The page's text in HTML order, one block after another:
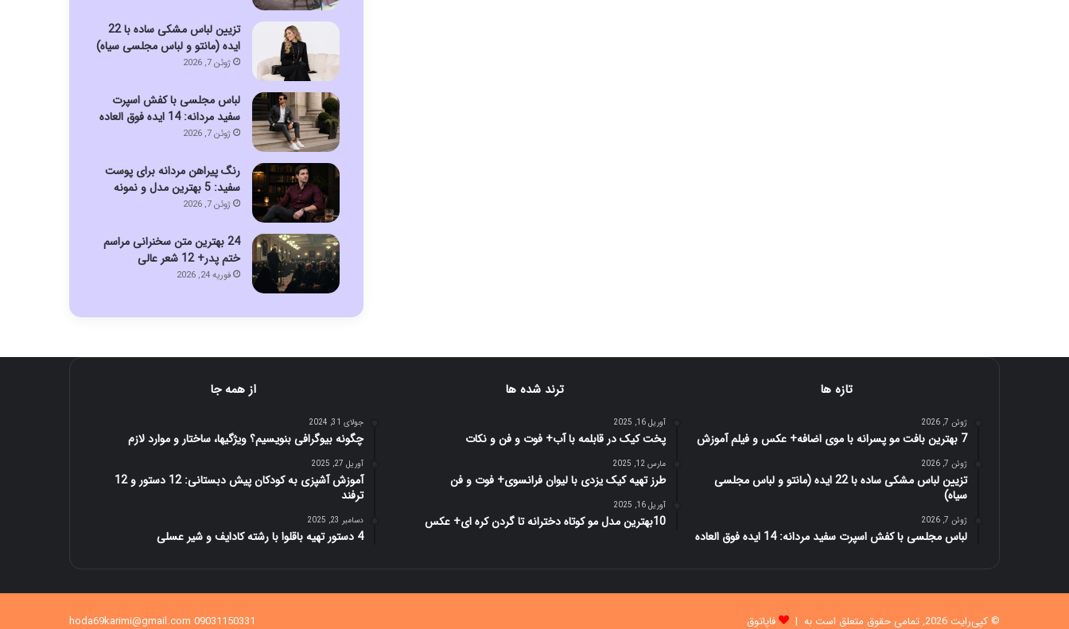
تزیین لباس مشکی ساده با 22
ایده (مانتو و لباس مجلسی سیاه)
ژوئن 7, 2026
لباس مجلسی با کفش اسپرت
سفید مردانه: 14 ایده فوق العاده
ژوئن 7, 2026
رنگ پیراهن مردانه برای پوست
سفید: 5 بهترین مدل و نمونه
ژوئن 7, 2026
24 بهترین متن سخنرانی مراسم
ختم پدر+ 12 شعر عالی
فوریه 24, 2026
تازه ها
ژوئن 7, 2026
7 بهترین بافت مو پسرانه با موی اضافه+ عکس و فیلم آموزش
ژوئن 7, 2026
تزیین لباس مشکی ساده با 22 ایده (مانتو و لباس مجلسی
سیاه)
ژوئن 7, 2026
لباس مجلسی با کفش اسپرت سفید مردانه: 14 ایده فوق العاده
ترند شده ها
آوریل 16, 2025
پخت کیک در قابلمه با آب+ فوت و فن و نکات
مارس 12, 2025
طرز تهیه کیک یزدی با لیوان فرانسوی+ فوت و فن
آوریل 16, 2025
10بهترین مدل مو کوتاه دخترانه تا گردن کره ای+ عکس
از همه جا
جولای 31, 2024
چگونه بیوگرافی بنویسیم؟ ویژگیها، ساختار و موارد لازم
آوریل 27, 2025
آموزش آشپزی به کودکان پیش دبستانی: 12 دستور و 12
ترفند
دسامبر 23, 2025
4 دستور تهیه باقلوا با رشته کادایف و شیر عسلی
© کپی‌رایت 2026, تمامی حقوق متعلق است به | فاپاتوق 09031150331 hoda69karimi@gmail.com